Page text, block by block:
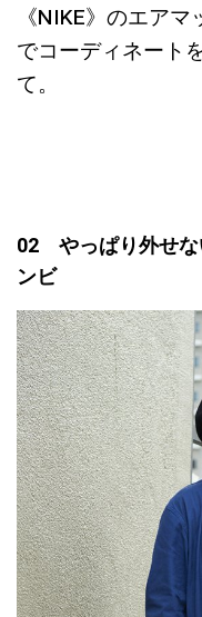
《NIKE》のエア
でコーディネート
て。
02 やっぱり外せな
ンビ